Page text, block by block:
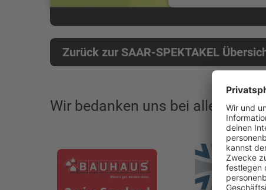
Zurück zur SAAR-SPEKTAKEL
Wir bedanken uns bei allen